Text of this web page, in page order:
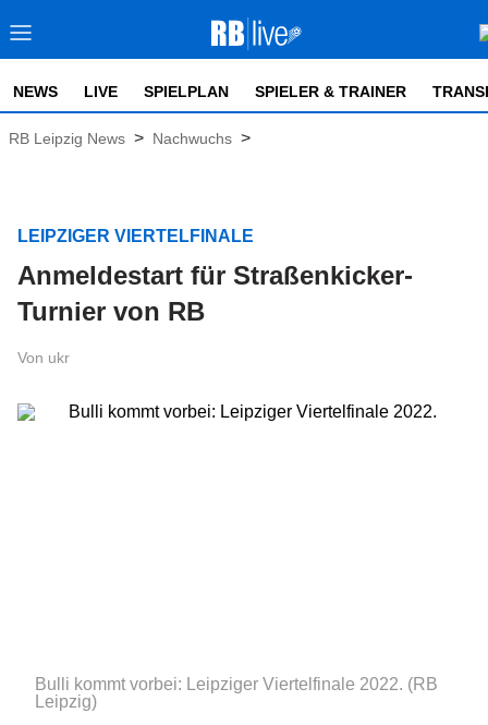
NEWS LIVE SPIELPLAN SPIELER & TRAINER
RB Leipzig News > Nachwuchs >
LEIPZIGER VIERTELFINALE
Anmeldestart für Straßenkicker-
Turnier von RB
Von ukr
Bulli kommt vorbei: Leipziger Viertelfinale 2022. (RB
Leipzig)